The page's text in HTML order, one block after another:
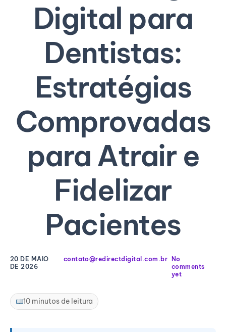
Digital para
Dentistas:
Estratégias
Comprovadas
para Atrair e
Fidelizar
Pacientes
20 DE MAIO
DE 2026
contato@redirectdigital.com.br
No
comments
yet
10 minutos de leitura